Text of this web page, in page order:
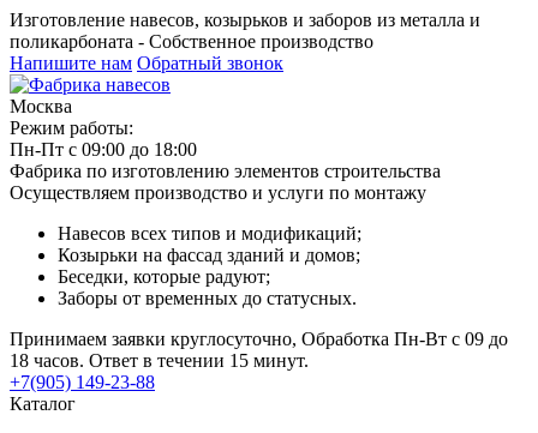
Изготовление навесов, козырьков и заборов из металла и
поликарбоната - Собственное производство
Напишите нам Обратный звонок
Москва
Режим работы:
Пн-Пт с 09:00 до 18:00
Фабрика по изготовлению элементов строительства
Осуществляем производство и услуги по монтажу
Навесов всех типов и модификаций;
Козырьки на фассад зданий и домов;
Беседки, которые радуют;
Заборы от временных до статусных.
Принимаем заявки круглосуточно, Обработка Пн-Вт с 09 до
18 часов. Ответ в течении 15 минут.
+7(905) 149-23-88
Каталог